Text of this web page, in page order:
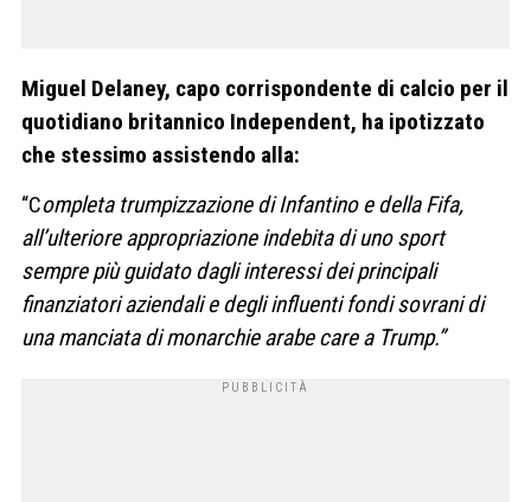
Miguel Delaney, capo corrispondente di calcio per il
quotidiano britannico Independent, ha ipotizzato
che stessimo assistendo alla:
“Completa trumpizzazionedi Infantino e della Fifa,
all’ulteriore appropriazione indebita di uno sport
sempre più guidato dagli interessi dei principali
finanziatori aziendali e degli influenti fondi sovrani di
una manciata di monarchie arabe care a Trump.”